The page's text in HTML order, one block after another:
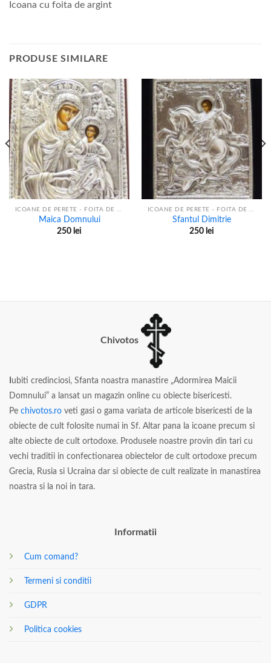
Icoana cu foita de argint
PRODUSE SIMILARE
Maica Domnului
250 lei
Sfantul Dimitrie
250 lei
Chivotos
ubiti credinciosi, Sfanta noastra manastire „Adormirea Maicii
Domnului” a lansat un magazin online cu obiecte bisericesti.
Pe chivotos.ro veti gasi o gama variata de articole bisericesti de la
obiecte de cult folosite numai in Sf. Altar pana la icoane precum si
alte obiecte de cult ortodoxe. Produsele noastre provin din tari cu
vechi traditii in confectionarea obiectelor de cult ortodoxe precum
Grecia, Rusia si Ucraina dar si obiecte de cult realizate in manastirea
noastra si la noi in tara.
Informatii
Cum comand?
Termeni si conditii
GDPR
Politica cookies